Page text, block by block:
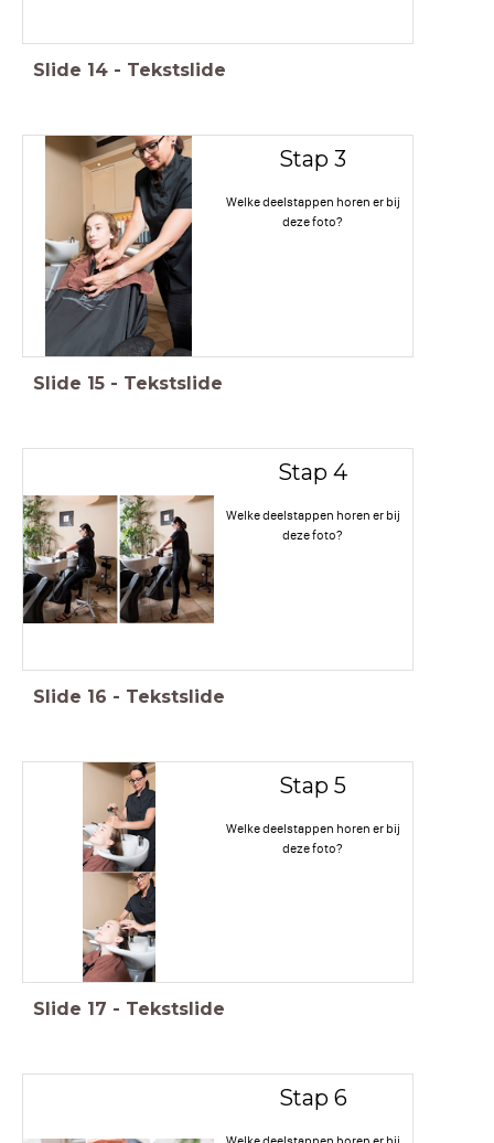
Slide 14 - Tekstslide
Stap 3
Welke deelstappen horen er bij
deze foto?
Slide 15 - Tekstslide
Stap 4
Welke deelstappen horen er bij
deze foto?
Slide 16 - Tekstslide
Stap 5
Welke deelstappen horen er bij
deze foto?
Slide 17 - Tekstslide
Stap 6